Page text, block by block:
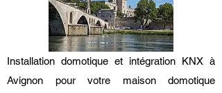
Installation domotique et intégration KNX à
Avignon pour votre maison domotique